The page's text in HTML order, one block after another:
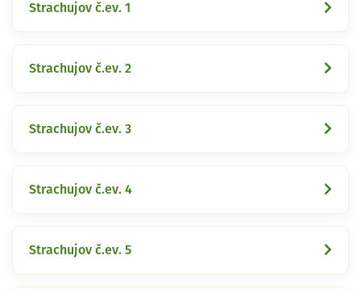
Strachujov č.ev. 1
Strachujov č.ev. 2
Strachujov č.ev. 3
Strachujov č.ev. 4
Strachujov č.ev. 5